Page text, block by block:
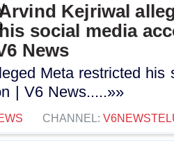
Kejriwal
social media
News
Meta restricted his
| V6 News.....»»
CHANNEL: